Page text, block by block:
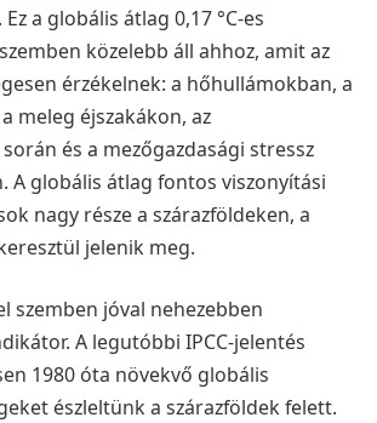
a globális átlag 0,17 °C-es
közelebb áll ahhoz, amit az
érzékelnek: a hőhullámokban, a
meleg éjszakákon, az
és a mezőgazdasági stressz
A globális átlag fontos viszonyítási
nagy része a szárazföldeken, a
jelenik meg.
szemben jóval nehezebben
A legutóbbi IPCC-jelentés
1980 óta növekvő globális
észleltünk a szárazföldek felett.